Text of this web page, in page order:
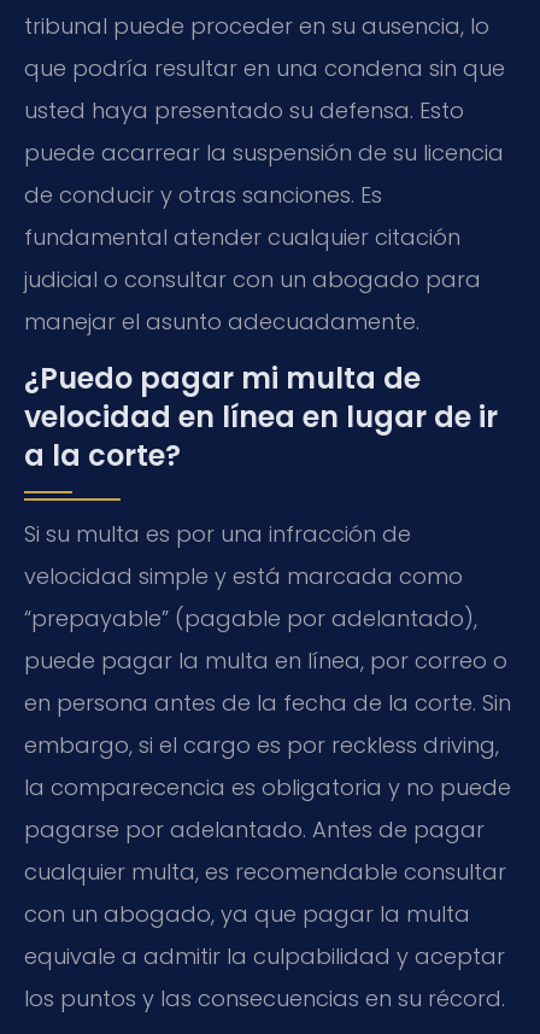
tribunal puede proceder en su ausencia, lo
que podría resultar en una condena sin que
usted haya presentado su defensa. Esto
puede acarrear la suspensión de su licencia
de conducir y otras sanciones. Es
fundamental atender cualquier citación
judicial o consultar con un abogado para
manejar el asunto adecuadamente.
¿Puedo pagar mi multa de
velocidad en línea en lugar de ir
a la corte?
Si su multa es por una infracción de
velocidad simple y está marcada como
“prepayable” (pagable por adelantado),
puede pagar la multa en línea, por correo o
en persona antes de la fecha de la corte. Sin
embargo, si el cargo es por reckless driving,
la comparecencia es obligatoria y no puede
pagarse por adelantado. Antes de pagar
cualquier multa, es recomendable consultar
con un abogado, ya que pagar la multa
equivale a admitir la culpabilidad y aceptar
los puntos y las consecuencias en su récord.